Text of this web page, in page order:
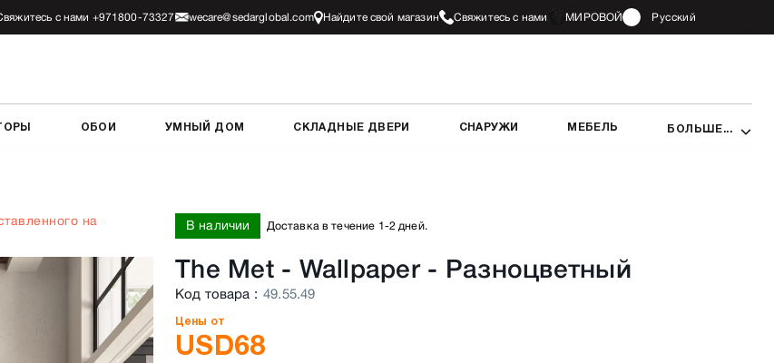
с нами +971800-73327 wecare@sedarglobal.com Найдите свой магазин Свяжитесь с нами МИРОВОЙ Русский
ОБОИ УМНЫЙ ДОМ СКЛАДНЫЕ ДВЕРИ СНАРУЖИ МЕБЕЛЬ БОЛЬШЕ...
на
В наличии Доставка в течение 1-2 дней.
The Met - Wallpaper- Разноцветный
Код товара : 49.55.49
Цены от
USD68